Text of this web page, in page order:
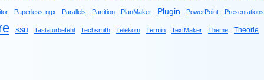
Paperless-ngx Parallels Partition PlanMaker Plugin PowerPoint Presentations
SSD Tastaturbefehl Techsmith Telekom Termin TextMaker Theme Theorie